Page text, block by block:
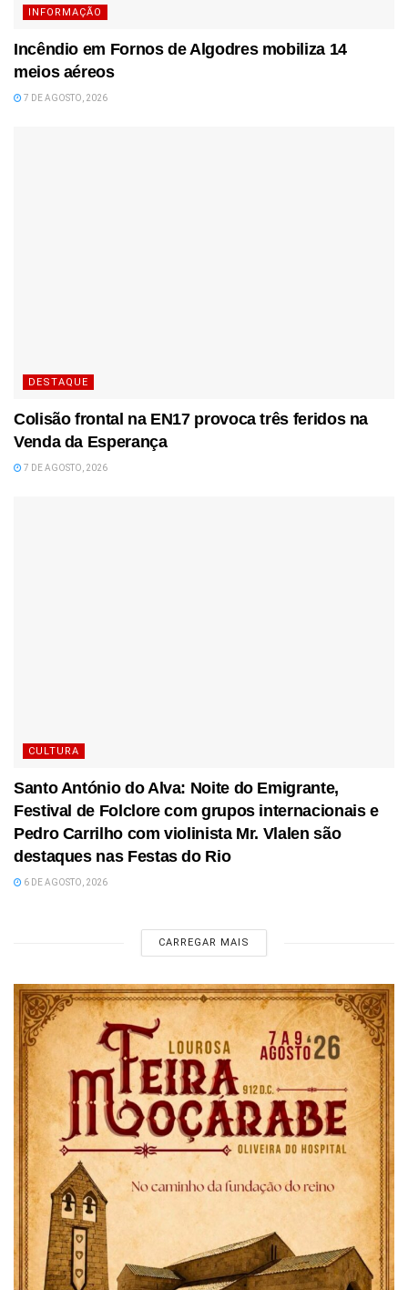
INFORMAÇÃO
Incêndio em Fornos de Algodres mobiliza 14
meios aéreos
7 DE AGOSTO, 2026
DESTAQUE
Colisão frontal na EN17 provoca três feridos na
Venda da Esperança
7 DE AGOSTO, 2026
CULTURA
Santo António do Alva: Noite do Emigrante,
Festival de Folclore com grupos internacionais e
Pedro Carrilho com violinista Mr. Vlalen são
destaques nas Festas do Rio
6 DE AGOSTO, 2026
CARREGAR MAIS